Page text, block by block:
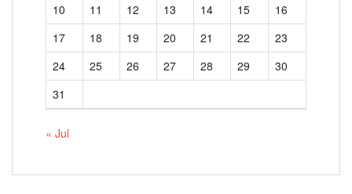
10
11 12 13 14 15
16
17
18 19 20 21 22
23
24
25 26 27 28 29
30
31
« Jul